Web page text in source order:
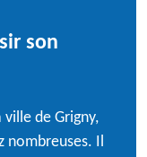
son
ville de Grigny,
nombreuses. Il